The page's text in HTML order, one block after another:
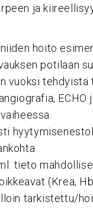
ja
hoito
potilaan
vuoksi
tieto
(Krea,
tarkistettu/